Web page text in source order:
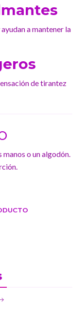
a mantener la
de tirantez
o un algodón.